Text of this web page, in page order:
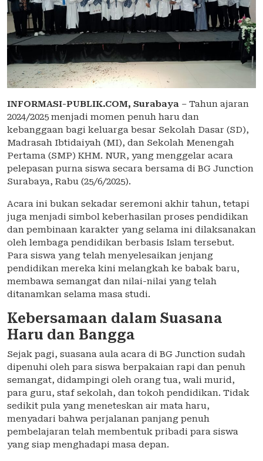
INFORMASI-PUBLIK.COM, Surabaya – Tahun ajaran
2024/2025 menjadi momen penuh haru dan
kebanggaan bagi keluarga besar Sekolah Dasar (SD),
Madrasah Ibtidaiyah (MI), dan Sekolah Menengah
Pertama (SMP) KHM. NUR, yang menggelar acara
pelepasan purna siswa secara bersama di BG Junction
Surabaya, Rabu (25/6/2025).
Acara ini bukan sekadar seremoni akhir tahun, tetapi
juga menjadi simbol keberhasilan proses pendidikan
dan pembinaan karakter yang selama ini dilaksanakan
oleh lembaga pendidikan berbasis Islam tersebut.
Para siswa yang telah menyelesaikan jenjang
pendidikan mereka kini melangkah ke babak baru,
membawa semangat dan nilai-nilai yang telah
ditanamkan selama masa studi.
Kebersamaan dalam Suasana
Haru dan Bangga
Sejak pagi, suasana aula acara di BG Junction sudah
dipenuhi oleh para siswa berpakaian rapi dan penuh
semangat, didampingi oleh orang tua, wali murid,
para guru, staf sekolah, dan tokoh pendidikan. Tidak
sedikit pula yang meneteskan air mata haru,
menyadari bahwa perjalanan panjang penuh
pembelajaran telah membentuk pribadi para siswa
yang siap menghadapi masa depan.